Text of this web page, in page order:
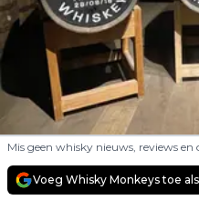
Mis geen whisky nieuws, reviews en
Voeg Whisky Monkeys toe